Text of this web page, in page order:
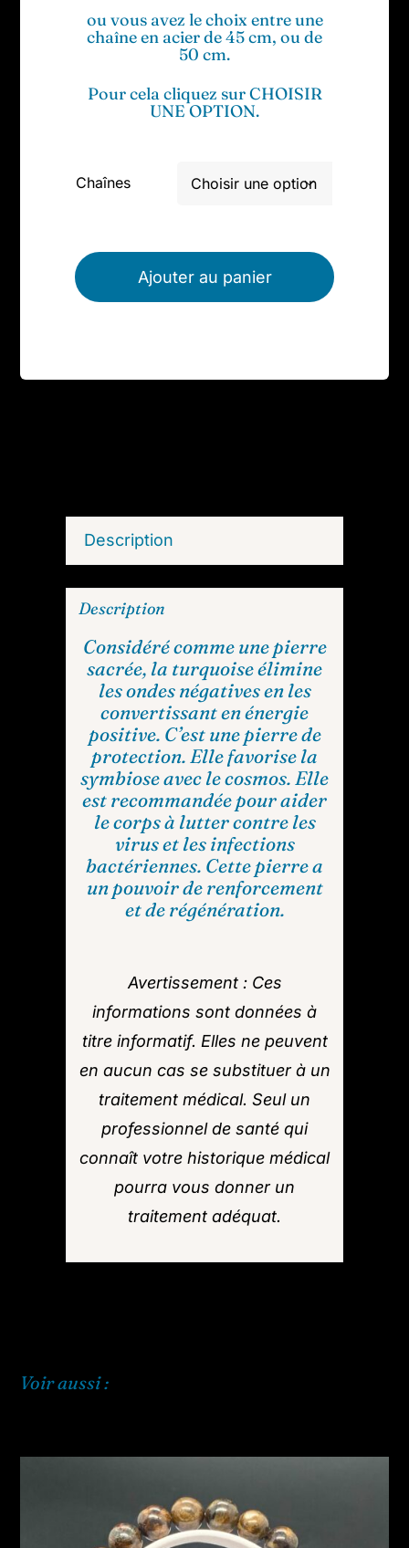
ou vous avez le choix entre une
chaîne en acier de 45 cm, ou de
50 cm.
Pour cela cliquez sur CHOISIR
UNE OPTION.
Chaînes 
Ajouter au panier
Description
Description
Considéré comme une pierre
sacrée, la turquoise élimine
les ondes négatives en les
convertissant en énergie
positive. C’est une pierre de
protection. Elle favorise la
symbiose avec le cosmos. Elle
est recommandée pour aider
le corps à lutter contre les
virus et les infections
bactériennes. Cette pierre a
un pouvoir de renforcement
et de régénération.
Avertissement : Ces
informations sont données à
titre informatif. Elles ne peuvent
en aucun cas se substituer à un
traitement médical. Seul un
professionnel de santé qui
connaît votre historique médical
pourra vous donner un
traitement adéquat.
Voir aussi :